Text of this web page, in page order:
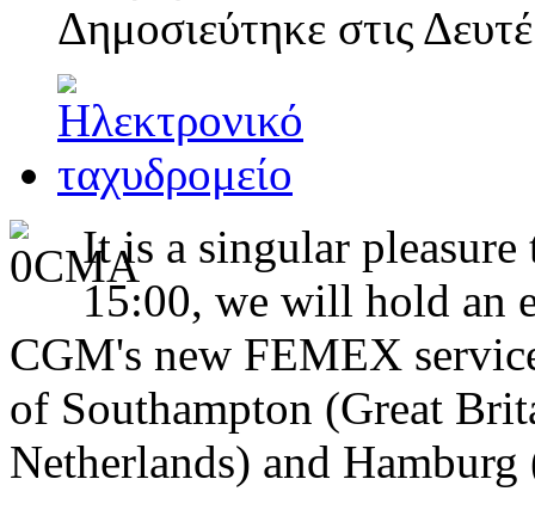
Δημοσιεύτηκε στις
It is a singular
15:00, we will hold an
CGM's new FEMEX
of Southampton (Great
Netherlands) and